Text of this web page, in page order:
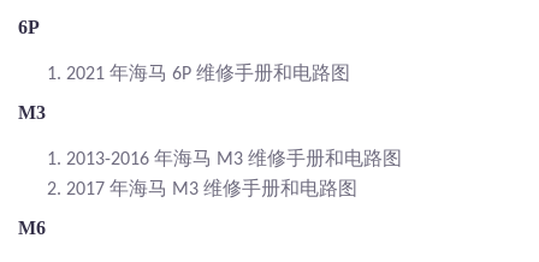
6P
1. 2021 年海马 6P 维修手册和电路图
M3
1. 2013-2016 年海马 M3 维修手册和电路图
2. 2017 年海马 M3 维修手册和电路图
M6